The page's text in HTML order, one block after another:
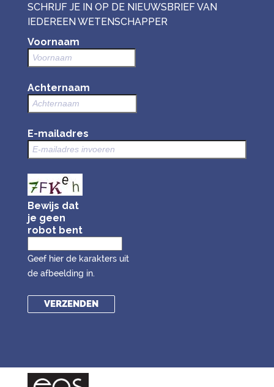
SCHRIJF JE IN OP DE NIEUWSBRIEF VAN
IEDEREEN WETENSCHAPPER
Voornaam
Achternaam
E-mailadres
Bewijs dat
je geen
robot bent
Geef hier de karakters uit
de afbeelding in.